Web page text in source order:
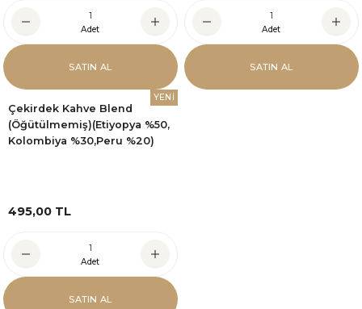
Adet
SATIN AL
Adet
SATIN AL
YENİ
Çekirdek Kahve Blend
(Öğütülmemiş)(Etiyopya %50,
Kolombiya %30,Peru %20)
495,00 TL
Adet
SATIN AL